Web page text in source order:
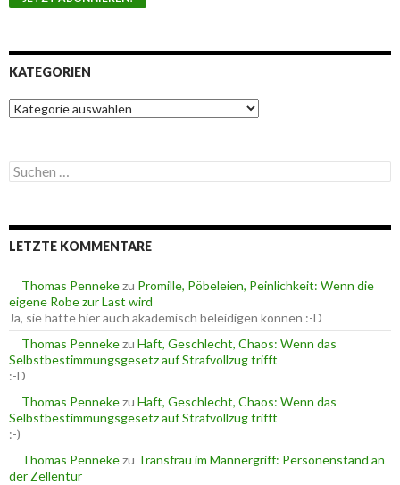
KATEGORIEN
K
a
g
o
n
S
u
e
n
c
h
:
LETZTE KOMMENTARE
Thomas Pennekezu Promille, Pöbeleien, Peinlichkeit: Wenn die
eigene Robe zur Last wird
Ja, sie hätte hier auch akademisch beleidigen können :-D
Thomas Pennekezu Haft, Geschlecht, Chaos: Wenn das
Selbstbestimmungsgesetz auf Strafvollzug trifft
:-D
Thomas Pennekezu Haft, Geschlecht, Chaos: Wenn das
Selbstbestimmungsgesetz auf Strafvollzug trifft
:-)
Thomas Pennekezu Transfrau im Männergriff: Personenstand an
der Zellentür